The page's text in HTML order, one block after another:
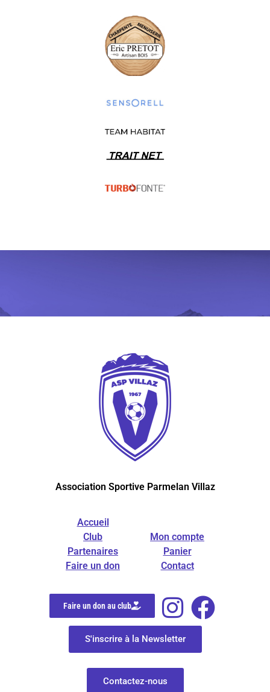
Association Sportive Parmelan Villaz
Accueil
Club
Partenaires
Faire un don
Mon compte
Panier
Contact
Faire un don au club
S'inscrire à la Newsletter
Contactez-nous